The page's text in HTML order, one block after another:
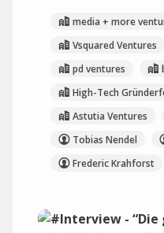
media + more
Vsquared Ventures
pd ventures
High-Tech
Astutia Ventures
Tobias Nendel
Frederic Krahforst